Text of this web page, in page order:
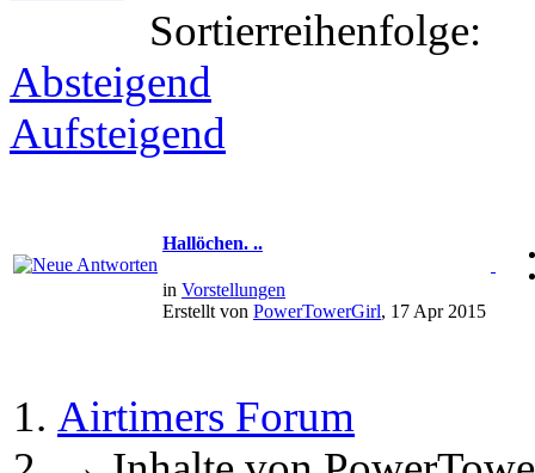
Sortierreihenfolge:
Absteigend
Aufsteigend
Hallöchen. ..
in Vorstellungen
Erstellt von PowerTowerGirl, 17 Apr 2015
Airtimers Forum